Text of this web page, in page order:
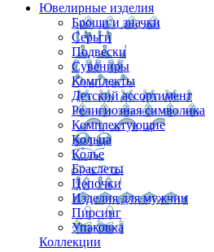
Ювелирные изделия
Броши и значки
Серьги
Подвески
Сувениры
Комплекты
Детский ассортимент
Религиозная символика
Комплектующие
Кольца
Колье
Браслеты
Цепочки
Изделия для мужчин
Пирсинг
Упаковка
Коллекции